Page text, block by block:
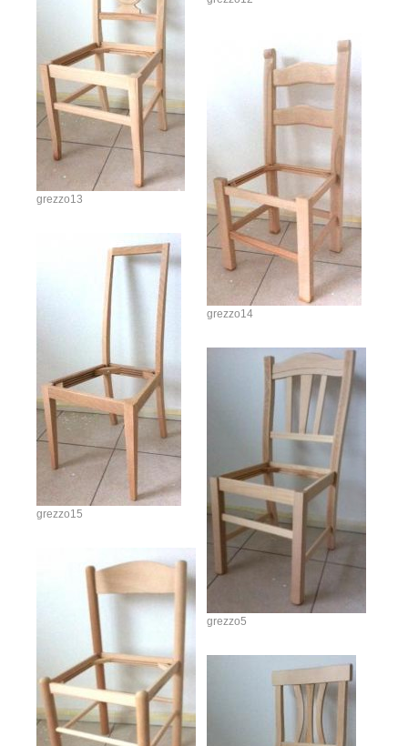
grezzo13
grezzo14
grezzo15
grezzo5